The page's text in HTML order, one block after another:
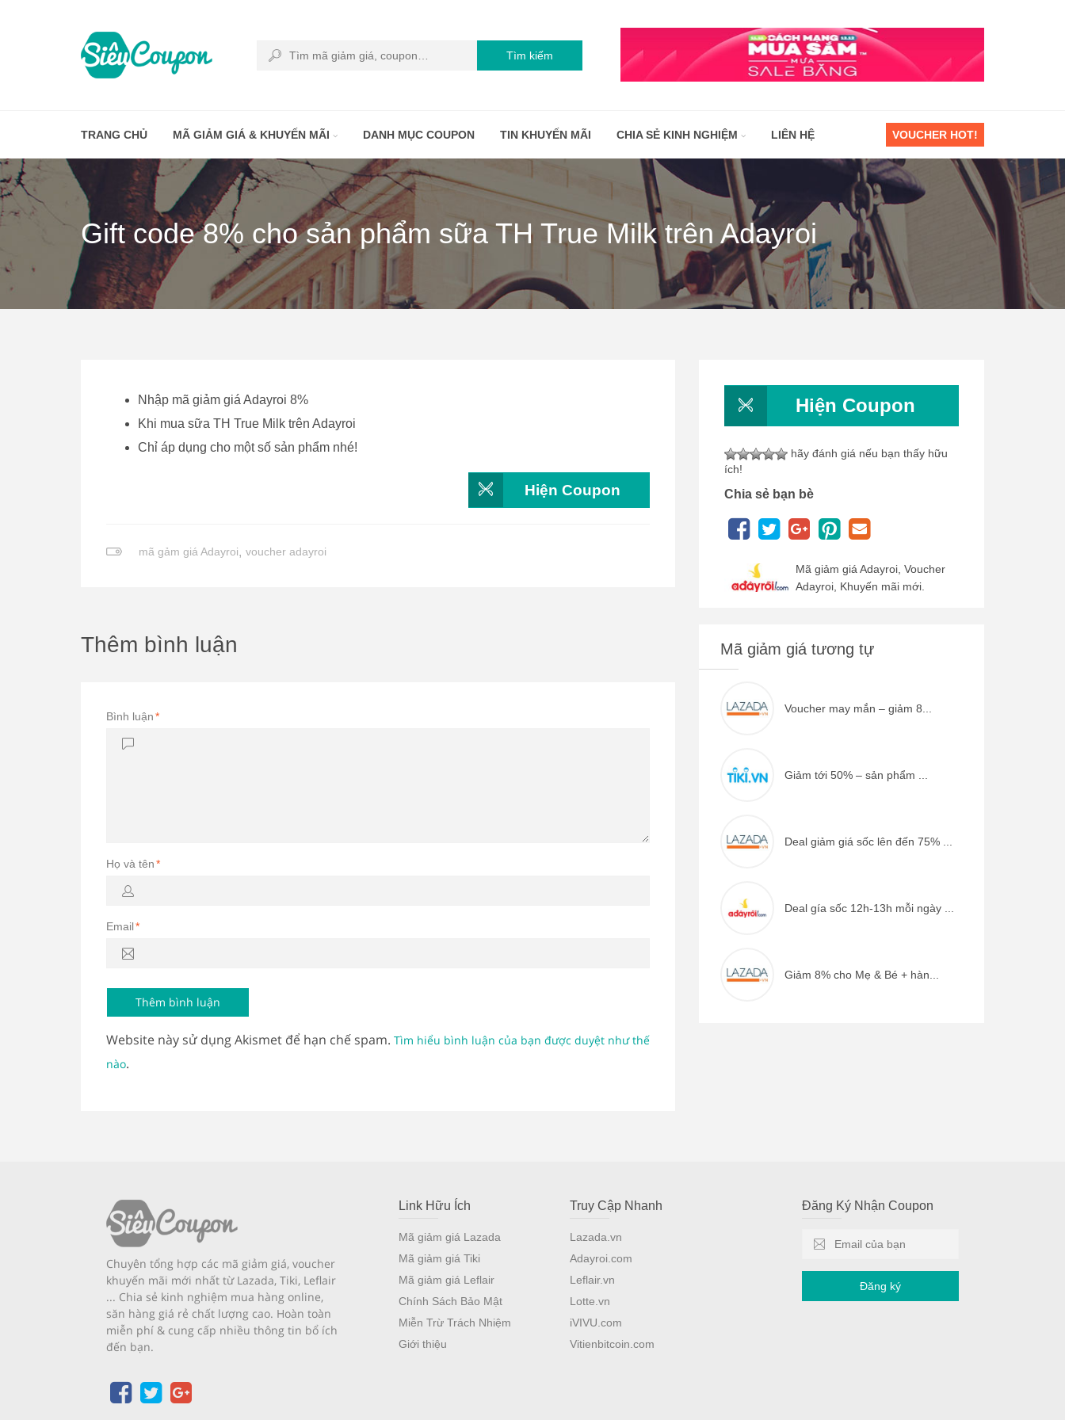
Tìm kiếm
TRANG CHỦ MÃ GIẢM GIÁ & KHUYẾN MÃI DANH MỤC COUPON TIN KHUYẾN MÃI CHIA SẺ KINH NGHIỆM LIÊN HỆ VOUCHER HOT!
Gift code 8% cho sản phẩm sữa TH True Milk trên Adayroi
Nhập mã giảm giá Adayroi 8%
Khi mua sữa TH True Milk trên Adayroi
Chỉ áp dụng cho một số sản phẩm nhé!
Hiện Coupon
mã gảm giá Adayroi, voucher adayroi
Thêm bình luận
Bình luận*
Họ và tên*
Email*
Website này sử dụng Akismet để hạn chế spam. Tìm hiểu bình luận của bạn được duyệt như thế
nào.
Hiện Coupon
hãy đánh giá nếu bạn thấy hữu
ích!
Chia sẻ bạn bè
Mã giảm giá Adayroi, Voucher
Adayroi, Khuyến mãi mới.
Mã giảm giá tương tự
Voucher may mắn – giảm 8...
Giảm tới 50% – sản phẩm ...
Deal giảm giá sốc lên đến 75% ...
Deal gía sốc 12h-13h mỗi ngày ...
Giảm 8% cho Mẹ & Bé + hàn...
Chuyên tổng hợp các mã giảm giá, voucher
khuyến mãi mới nhất từ Lazada, Tiki, Leflair
... Chia sẻ kinh nghiệm mua hàng online,
săn hàng giá rẻ chất lượng cao. Hoàn toàn
miễn phí & cung cấp nhiều thông tin bổ ích
đến bạn.
Link Hữu Ích
Mã giảm giá Lazada
Mã giảm giá Tiki
Mã giảm giá Leflair
Chính Sách Bảo Mật
Miễn Trừ Trách Nhiệm
Giới thiệu
Truy Cập Nhanh
Lazada.vn
Adayroi.com
Leflair.vn
Lotte.vn
iVIVU.com
Vitienbitcoin.com
Đăng Ký Nhận Coupon
Đăng ký